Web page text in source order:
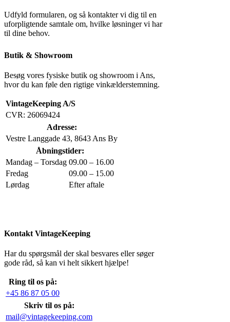
Udfyld formularen, og så kontakter vi dig til en
uforpligtende samtale om, hvilke løsninger vi har
til dine behov.
Butik & Showroom
Besøg vores fysiske butik og showroom i Ans,
hvor du kan føle den rigtige vinkælderstemning.
VintageKeeping A/S
CVR: 26069424
Adresse:
Vestre Langgade 43, 8643 Ans By
Åbningstider:
Mandag – Torsdag 09.00 – 16.00
Fredag
09.00 – 15.00
Lørdag
Efter aftale
Kontakt VintageKeeping
Har du spørgsmål der skal besvares eller søger
gode råd, så kan vi helt sikkert hjælpe!
Ring til os på:
+45 86 87 05 00
Skriv til os på:
mail@vintagekeeping.com